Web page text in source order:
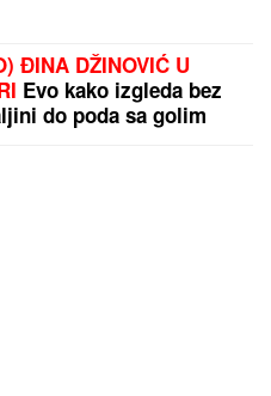
ĐINA DŽINOVIĆ U
Evo kako izgleda bez
do poda sa golim